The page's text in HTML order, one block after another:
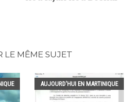
LE MÊME SUJET
AUJOURD'HUI EN MARTINIQUE